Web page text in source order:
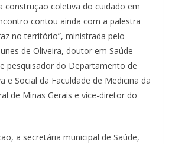
construção coletiva do cuidado em
contou ainda com a palestra
no território”, ministrada pelo
de Oliveira, doutor em Saúde
pesquisador do Departamento de
e Social da Faculdade de Medicina da
de Minas Gerais e vice-diretor do
a secretária municipal de Saúde,